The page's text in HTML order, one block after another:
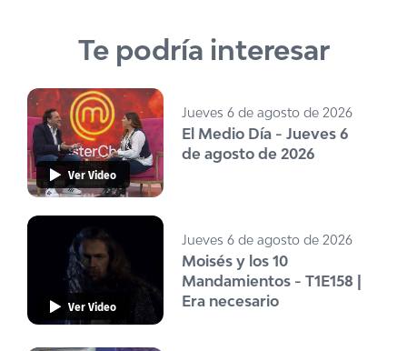
Te podría interesar
Ver Video
Jueves 6 de agosto de 2026
El Medio Día - Jueves 6
de agosto de 2026
Ver Video
Jueves 6 de agosto de 2026
Moisés y los 10
Mandamientos - T1E158 |
Era necesario